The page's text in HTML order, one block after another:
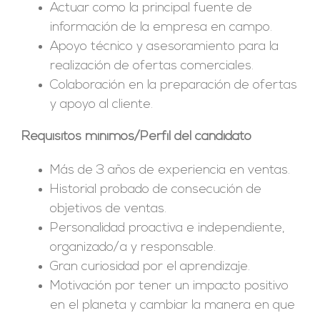
Actuar como la principal fuente de
información de la empresa en campo.
Apoyo técnico y asesoramiento para la
realización de ofertas comerciales.
Colaboración en la preparación de ofertas
y apoyo al cliente.
Requisitos mínimos/Perfil del candidato
Más de 3 años de experiencia en ventas.
Historial probado de consecución de
objetivos de ventas.
Personalidad proactiva e independiente,
organizado/a y responsable.
Gran curiosidad por el aprendizaje.
Motivación por tener un impacto positivo
en el planeta y cambiar la manera en que